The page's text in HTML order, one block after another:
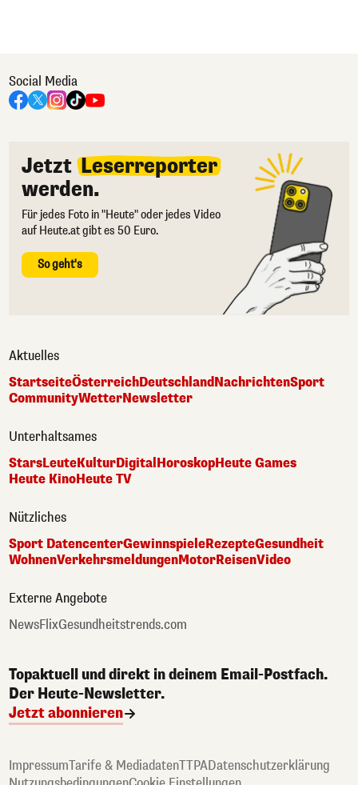
Social Media
Jetzt Leserreporter
werden.
Für jedes Foto in "Heute" oder jedes Video
auf Heute.at gibt es 50 Euro.
So geht's
Aktuelles
StartseiteÖsterreichDeutschlandNachrichtenSport
CommunityWetterNewsletter
Unterhaltsames
StarsLeuteKulturDigital HoroskopHeute Games
Heute KinoHeute TV
Nützliches
Sport DatencenterGewinnspieleRezepteGesundheit
WohnenVerkehrsmeldungenMotorReisenVideo
Externe Angebote
NewsFlixGesundheitstrends.com
Topaktuell und direkt in deinem Email-Postfach.
Der Heute-Newsletter.
Jetzt abonnieren
ImpressumTarife & MediadatenTTPADatenschutzerklärung